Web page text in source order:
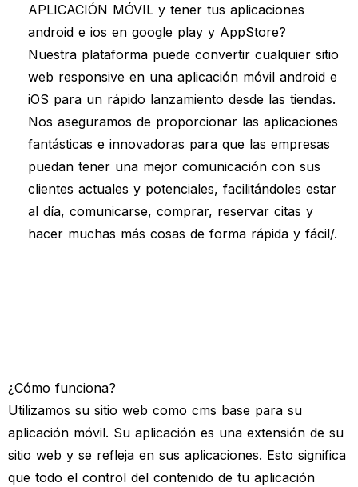
APLICACIÓN MÓVIL y tener tus aplicaciones
android e ios en google play y AppStore?
Nuestra plataforma puede convertir cualquier sitio
web responsive en una aplicación móvil android e
iOS para un rápido lanzamiento desde las tiendas.
Nos aseguramos de proporcionar las aplicaciones
fantásticas e innovadoras para que las empresas
puedan tener una mejor comunicación con sus
clientes actuales y potenciales, facilitándoles estar
al día, comunicarse, comprar, reservar citas y
hacer muchas más cosas de forma rápida y fácil/.
¿Cómo funciona?
Utilizamos su sitio web como cms base para su
aplicación móvil. Su aplicación es una extensión de su
sitio web y se refleja en sus aplicaciones. Esto significa
que todo el control del contenido de tu aplicación